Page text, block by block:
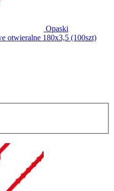
Opaski
otwieralne 180x3,5 (100szt)